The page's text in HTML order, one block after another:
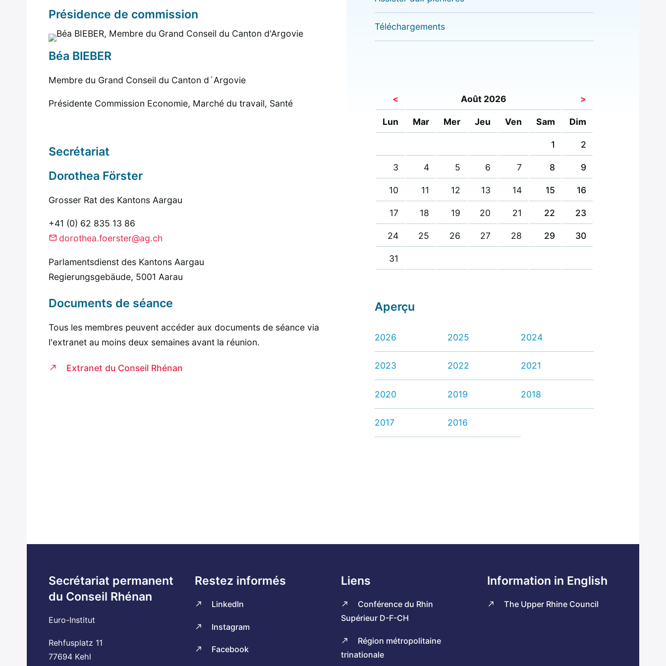
Territoire et
Partenaires
Contexte de
création
Partenaires
création
Réglement
intérieur
Delegation
Nord-Ouest
populations
Environnement
Energie
Présidence de commission
Béa BIEBER
Membre du Grand Conseil du Canton d´Argovie
Présidente Commission Economie, Marché du travail, Santé
Secrétariat
Dorothea Förster
Grosser Rat des Kantons Aargau
+41 (0) 62 835 13 86
dorothea.foerster@ag.ch
Parlamentsdienst des Kantons Aargau
Regierungsgebäude, 5001 Aarau
Documents de séance
Tous les membres peuvent accéder aux documents de séance via
l'extranet au moins deux semaines avant la réunion.
Extranet du Conseil Rhénan
Téléchargements
< Août 2026 >
Lun Mar Mer Jeu Ven Sam Dim
1 2
3 4 5 6 7 8 9
10 11 12 13 14 15 16
17 18 19 20 21 22 23
24 25 26 27 28 29 30
31
Aperçu
2026 2025 2024
2023 2022 2021
2020 2019 2018
2017 2016
Secrétariat permanent
du Conseil Rhénan
Euro-Institut
Rehfusplatz 11
77694 Kehl
Restez informés
LinkedIn
Instagram
Facebook
Liens
Conférence du Rhin
Supérieur D-F-CH
Région métropolitaine
trinationale
Information in English
The Upper Rhine Council